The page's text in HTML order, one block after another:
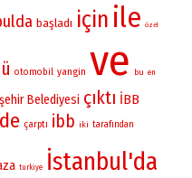
başladı için ile özel
otomobil yangin ve bu en
Belediyesi çıktı İBB
çarptı ibb iki tarafından
turkiye İstanbul'da